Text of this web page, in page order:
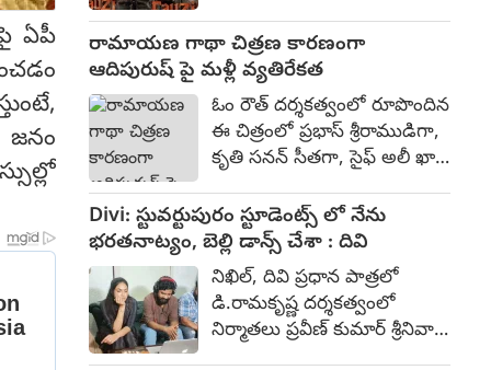
ఏపీ
జనం
ప్రభాస్ నటిస్తున్న ఫౌజీ చిత్రంపై
ఆసక్తికరమైన పోస్ట్ ను సోషల్
మీడియాలో ప్రభాస్ టీమ్ విడుదల
చేసింది. ఆంగ్లేయుల కాలం నాటి
గాధగా ఈ చిత్రం రూపొందుతోంది.
దేవాలయం ప్రవేశానికి వారు
అడ్డంకిగా వుండడంతో వారిని
ఎదురొడ్డి ప్రజల పక్షాన నిలిచిన
ఫౌజీ గా ప్రభాస్ పై పోరాట
సన్నివేశాలు నిన్ననే
ప్రారంభమయ్యాయి.
రామాయణ గాథా చిత్రణ కారణంగా
ఆదిపురుష్ పై మళ్లీ వ్యతిరేకత
ఓం రౌత్ దర్శకత్వంలో రూపొందిన
ఈ చిత్రంలో ప్రభాస్ శ్రీరాముడిగా,
కృతి సనన్ సీతగా, సైఫ్ అలీ ఖాన్
హనుమంతుడిగా నటించారు.
500-700 కోట్ల భారీ బడ్జెట్‌తో
2023 జూన్ 16న విడుదలైన ఈ
చిత్రం, బాక్సాఫీస్ వద్ద సుమారు
393 కోట్ల రూపాయల వసూళ్లను
మాత్రమే సాధించింది.
Divi: స్టువర్టుపురం స్టూడెంట్స్ లో నేను
భరతనాట్యం, బెల్లి డాన్స్ చేశా : దివి
నిఖిల్, దివి ప్రధాన పాత్రలో
డి.రామకృష్ణ దర్శకత్వంలో
నిర్మాతలు ప్రవీణ్ కుమార్ శ్రీనివాస్